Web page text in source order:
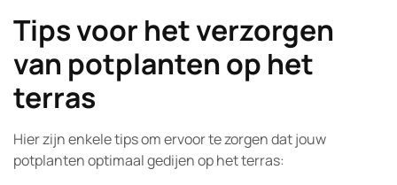
Tips voor het verzorgen
van potplanten op het
terras
Hier zijn enkele tips om ervoor te zorgen dat jouw
potplanten optimaal gedijen op het terras: